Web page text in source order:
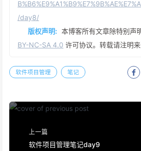
/day8/
版权声明: 本博客所有文章除特别声
BY-NC-SA 4.0 许可协议。转载请注明
软件项目管理 笔记
上一篇
软件项目管理笔记day9